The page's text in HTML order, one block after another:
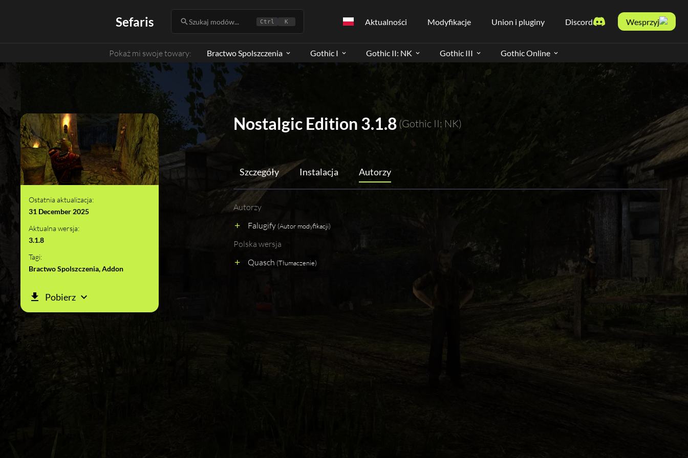
Sefaris Szukaj modów... Ctrl K Aktualności Modyfikacje Union i pluginy Discord Wesprzyj
Pokaż mi swoje towary: Bractwo Spolszczenia Gothic I Gothic II: NK Gothic III Gothic Online
Ostatnia aktualizacja:
31 December 2025
Aktualna wersja:
3.1.8
Tagi:
Bractwo Spolszczenia, Addon
Pobierz
Nostalgic Edition 3.1.8 (Gothic II: NK)
Szczegóły Instalacja Autorzy
Autorzy
Falugify (Autor modyfikacji)
Polska wersja
Quasch (Tłumaczenie)